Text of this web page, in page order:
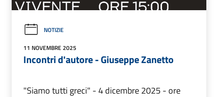
NOTIZIE
11 NOVEMBRE 2025
Incontri d'autore - Giuseppe Zanetto
"Siamo tutti greci" - 4 dicembre 2025 - ore